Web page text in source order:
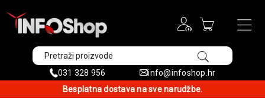
031 328 956
info@infoshop.hr
Besplatna dostava na sve narudžbe.